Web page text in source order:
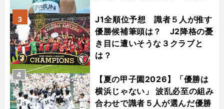
J1全順位予想 識者５人が推す
優勝候補筆頭は？ J2降格の憂
き目に遭いそうな３クラブと
は？
3
【夏の甲子園2026】「優勝は
横浜じゃない」 波乱必至の組み
合わせで識者５人が選んだ優勝
4